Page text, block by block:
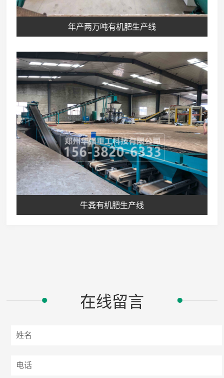
年产两万吨有机肥生产线
牛粪有机肥生产线
在线留言